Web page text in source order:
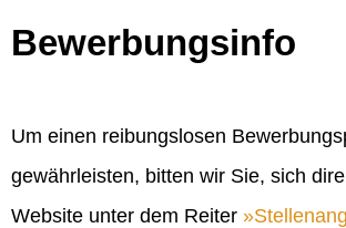
Bewerbungsinfo
Um einen reibungslosen
gewährleisten, bitten wir Sie, sich
Website unter dem Reiter